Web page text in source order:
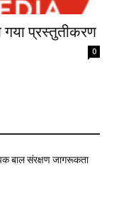
गया प्रस्तुतीकरण
0
बाल संरक्षण जागरूकता